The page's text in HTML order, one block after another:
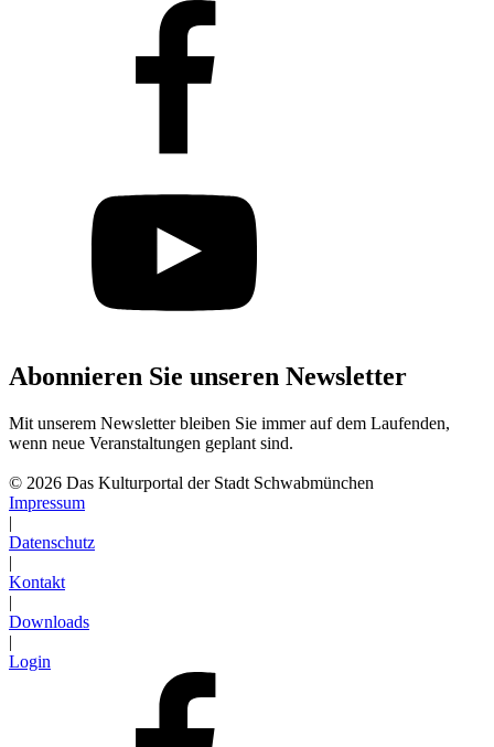
Abonnieren Sie unseren Newsletter
Mit unserem Newsletter bleiben Sie immer auf dem Laufenden,
wenn neue Veranstaltungen geplant sind.
© 2026 Das Kulturportal der Stadt Schwabmünchen
Impressum
|
Datenschutz
|
Kontakt
|
Downloads
|
Login